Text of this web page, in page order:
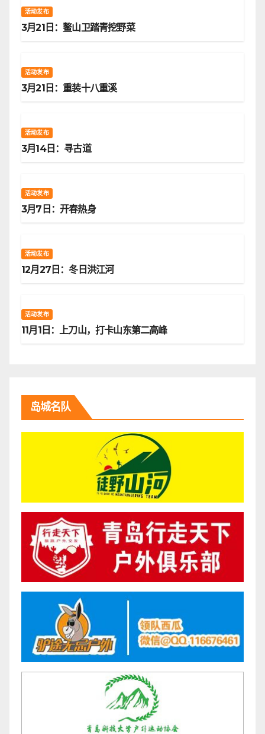
活动发布
3月21日：鳌山卫踏青挖野菜
活动发布
3月21日：重装十八重溪
活动发布
3月14日：寻古道
活动发布
3月7日：开春热身
活动发布
12月27日：冬日洪江河
活动发布
11月1日：上刀山，打卡山东第二高峰
岛城名队